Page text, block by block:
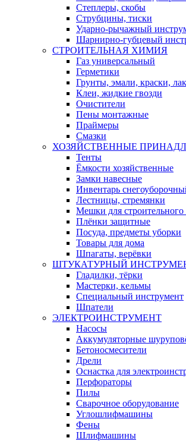
Степлеры, скобы
Струбцины, тиски
Ударно-рычажный
Шарнирно-губцевый
СТРОИТЕЛЬНАЯ ХИМИЯ
Газ универсальный
Герметики
Грунты, эмали, краски,
Клеи, жидкие гвозди
Очистители
Пены монтажные
Праймеры
Смазки
ХОЗЯЙСТВЕННЫЕ
Тенты
Ёмкости хозяйственные
Замки навесные
Инвентарь
Лестницы, стремянки
Мешки для строительного
Плёнки защитные
Посуда, предметы уборки
Товары для дома
Шпагаты, верёвки
ШТУКАТУРНЫЙ
Гладилки, тёрки
Мастерки, кельмы
Специальный инструмент
Шпатели
ЭЛЕКТРОИНСТРУМЕНТ
Насосы
Аккумуляторные
Бетоносмесители
Дрели
Оснастка для
Перфораторы
Пилы
Сварочное оборудование
Углошлифмашины
Фены
Шлифмашины